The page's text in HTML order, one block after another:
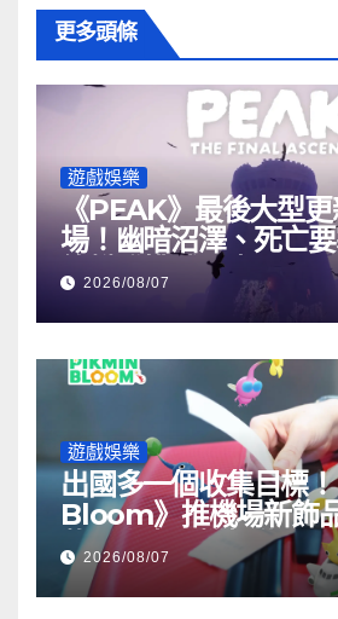
更多頭條
遊戲娛樂
《PEAK》最後大型更
場！幽暗沼澤、死亡
終攀登挑戰曝光
2026/08/07
遊戲娛樂
出國多一個收集目標
Bloom》推機場新飾
牌印上專屬機場代碼
2026/08/07